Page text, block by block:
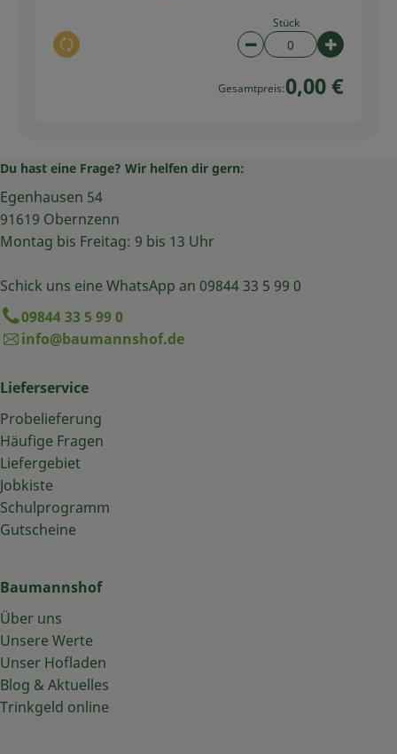
Auswahl ändern
Stück
Artikelanzahl
Gesamtpreis:0,00 €
Du hast eine Frage? Wir helfen dir gern:
Egenhausen 54
91619 Obernzenn
Montag bis Freitag: 9 bis 13 Uhr
Schick uns eine WhatsApp an 09844 33 5 99 0
09844 33 5 99 0
info@baumannshof.de
Lieferservice
Probelieferung
Häufige Fragen
Liefergebiet
Jobkiste
Schulprogramm
Gutscheine
Baumannshof
Über uns
Unsere Werte
Unser Hofladen
Blog & Aktuelles
Trinkgeld online